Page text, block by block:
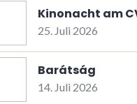
Kinonacht am
25. Juli 2026
Barátság
14. Juli 2026